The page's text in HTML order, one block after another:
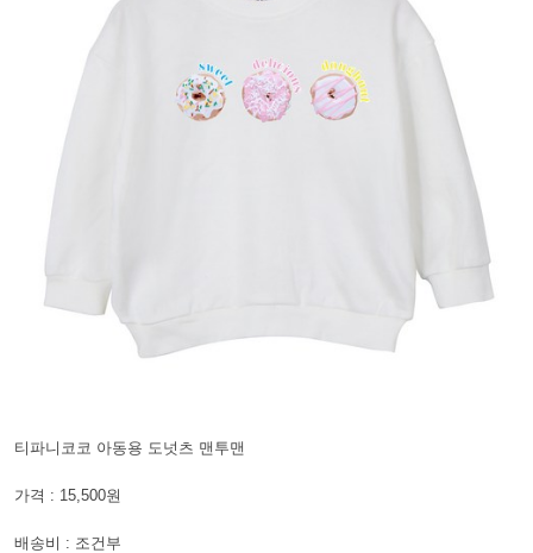
티파니코코 아동용 도넛츠 맨투맨
가격 : 15,500원
배송비 : 조건부